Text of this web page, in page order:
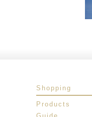
Shopping
Products